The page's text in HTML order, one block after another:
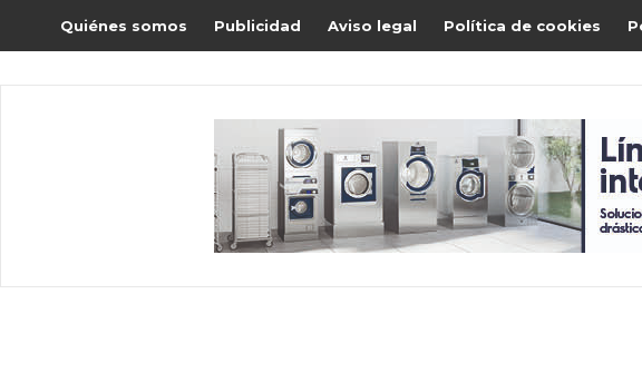
Quiénes somos Publicidad Aviso legal Política de cookies